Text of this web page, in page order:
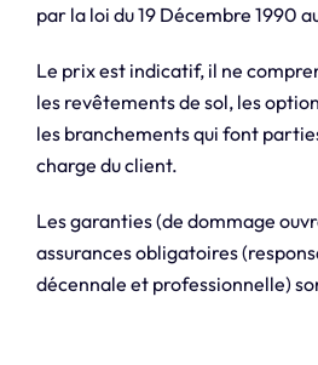
par la loi du 19 Décembre 1990
Le prix est indicatif, il ne
les revêtements de sol, les
les branchements qui font
charge du client.
Les garanties (de dommage
assurances obligatoires
décennale et professionnelle)